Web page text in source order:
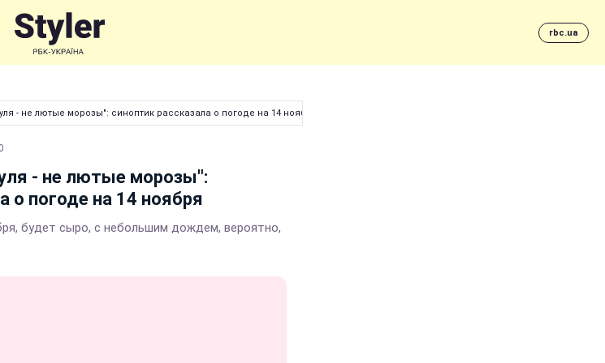
rbc.ua
- не лютые морозы": синоптик рассказала о погоде на 14 ноября
- не лютые морозы":
о погоде на 14 ноября
будет сыро, с небольшим дождем, вероятно,